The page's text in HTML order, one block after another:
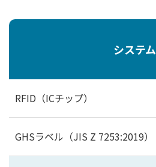
システム
RFID（ICチップ）
GHSラベル（JIS Z 7253:2019）